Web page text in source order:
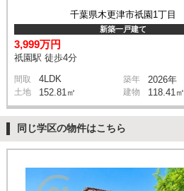
千葉県木更津市祇園1丁目
新築一戸建て
3,999万円
祇園駅 徒歩4分
間取 4LDK 築年 2026年
土地 152.81㎡ 建物 118.41㎡
同じ学区の物件はこちら